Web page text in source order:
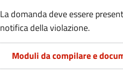
La domanda deve essere
notifica della violazione.
Moduli da compilare e